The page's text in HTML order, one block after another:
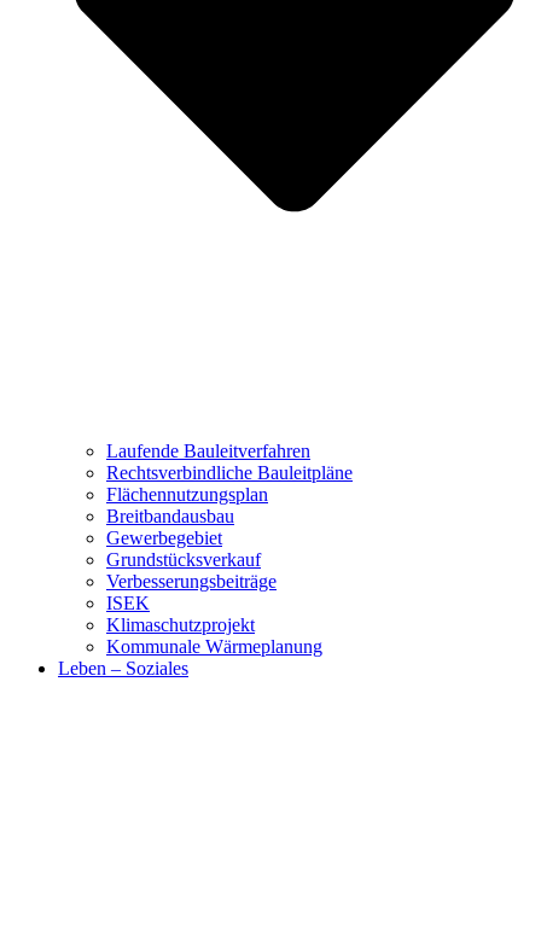
Laufende Bauleitverfahren
Rechtsverbindliche Bauleitpläne
Flächennutzungsplan
Breitbandausbau
Gewerbegebiet
Grundstücksverkauf
Verbesserungsbeiträge
ISEK
Klimaschutzprojekt
Kommunale Wärmeplanung
Leben – Soziales